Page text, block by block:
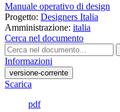
Manuale operativo di design
Progetto: Designers Italia
Amministrazione: italia
Cerca nel documento
Informazioni
versione-corrente
Scarica
pdf